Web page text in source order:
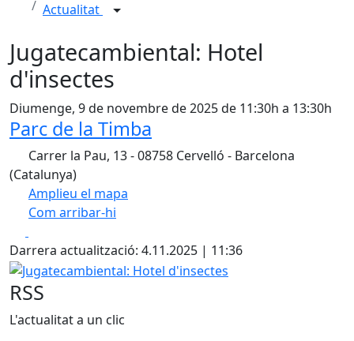
Actualitat
Jugatecambiental: Hotel
d'insectes
Diumenge, 9 de novembre de 2025 de 11:30h a 13:30h
Parc de la Timba
Carrer la Pau, 13 - 08758 Cervelló - Barcelona
(Catalunya)
Amplieu el mapa
Com arribar-hi
+
−
Darrera actualització: 4.11.2025 | 11:36
Jugatecambiental: Hotel d'insectes
RSS
L'actualitat a un clic